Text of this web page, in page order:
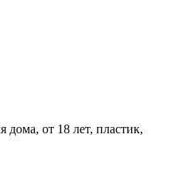
дома, от 18 лет, пластик,